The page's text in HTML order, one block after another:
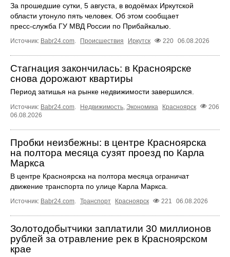
За прошедшие сутки, 5 августа, в водоёмах Иркутской
области утонуло пять человек. Об этом сообщает
пресс‑служба ГУ МВД России по Прибайкалью.
Источник: Babr24.com. Происшествия Иркутск 220 06.08.2026
Стагнация закончилась: в Красноярске
снова дорожают квартиры
Период затишья на рынке недвижимости завершился.
Источник: Babr24.com Недвижимость Экономика Красноярск
206
06.08.2026
Пробки неизбежны: в центре Красноярска
на полтора месяца сузят проезд по Карла
Маркса
В центре Красноярска на полтора месяца ограничат
движение транспорта по улице Карла Маркса.
Источник: Babr24.com Транспорт Красноярск 221 06.08.2026
Золотодобытчики заплатили 30 миллионов
рублей за отравление рек в Красноярском
крае